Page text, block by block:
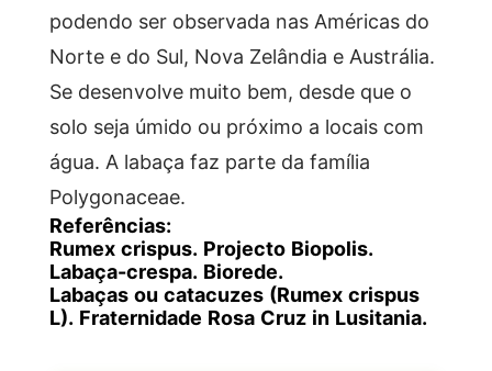
podendo ser observada nas Américas do
Norte e do Sul, Nova Zelândia e Austrália.
Se desenvolve muito bem, desde que o
solo seja úmido ou próximo a locais com
água. A labaça faz parte da família
Polygonaceae.
Referências:
Rumex crispus. Projecto Biopolis.
Labaça-crespa. Biorede.
Labaçasou catacuzes (Rumex crispus
L). Fraternidade Rosa Cruz in Lusitania.